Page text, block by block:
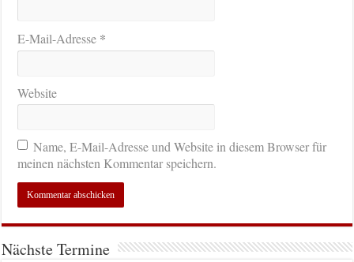
E-Mail-Adresse *
Website
Name, E-Mail-Adresse und Website in diesem Browser für
meinen nächsten Kommentar speichern.
Nächste Termine